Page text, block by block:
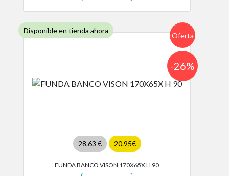
Disponible en tienda ahora
Oferta
28.63€ 20.95€
-26%
FUNDA BANCO VISON 170X65X H 90